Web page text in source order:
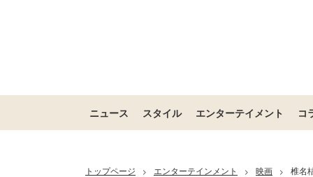
ニュース スタイル エンターテイメント コ
トップページ > エンターテインメント > 映画 >
椎名